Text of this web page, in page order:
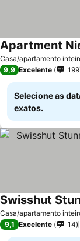
Casa/apartamento
Apartment
9,9 Excelente 199
Selecione as
exatos.
Casa/apartamento
9,1 Excelente 14